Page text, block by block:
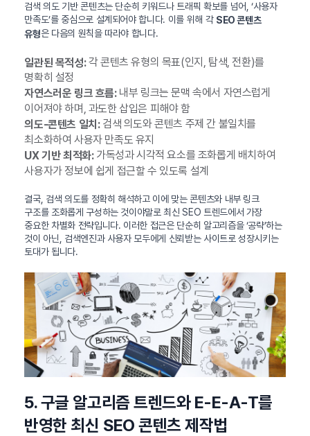
검색 의도 기반 콘텐츠는 단순히 키워드나 트래픽 확보를 넘어, ‘사용자
만족도’를 중심으로 설계되어야 합니다. 이를 위해 각 SEO 콘텐츠
유형은 다음의 원칙을 따라야 합니다.
일관된 목적성:각 콘텐츠 유형의 목표(인지, 탐색, 전환)를
명확히 설정
자연스러운 링크 흐름:내부 링크는 문맥 속에서 자연스럽게
이어져야 하며, 과도한 삽입은 피해야 함
의도-콘텐츠 일치:검색 의도와 콘텐츠 주제 간 불일치를
최소화하여 사용자 만족도 유지
UX 기반 최적화:가독성과 시각적 요소를 조화롭게 배치하여
사용자가 정보에 쉽게 접근할 수 있도록 설계
결국, 검색 의도를 정확히 해석하고 이에 맞는 콘텐츠와 내부 링크
구조를 조화롭게 구성하는 것이야말로 최신 SEO 트렌드에서 가장
중요한 차별화 전략입니다. 이러한 접근은 단순히 알고리즘을 ‘공략’하는
것이 아닌, 검색엔진과 사용자 모두에게 신뢰받는 사이트로 성장시키는
토대가 됩니다.
5. 구글 알고리즘 트렌드와 E-E-A-T를
반영한 최신 SEO 콘텐츠 제작법